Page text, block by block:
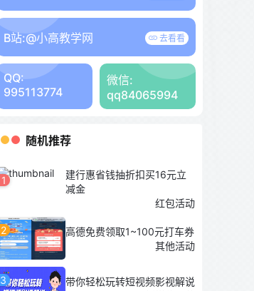
B站:@小高教学网 去看看
QQ:
995113774
微信:
qq84065994
随机推荐
1
建行惠省钱抽折扣买16元立
减金
红包活动
2
高德免费领取1~100元打车券
其他活动
3
带你轻松玩转短视频影视解说